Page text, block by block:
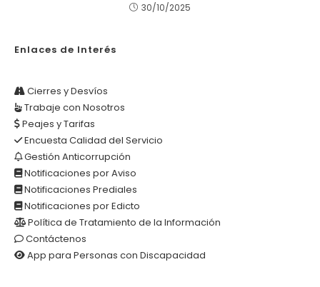
30/10/2025
Enlaces de Interés
Cierres y Desvíos
Trabaje con Nosotros
Peajes y Tarifas
Encuesta Calidad del Servicio
Gestión Anticorrupción
Notificaciones por Aviso
Notificaciones Prediales
Notificaciones por Edicto
Política de Tratamiento de la Información
Contáctenos
App para Personas con Discapacidad